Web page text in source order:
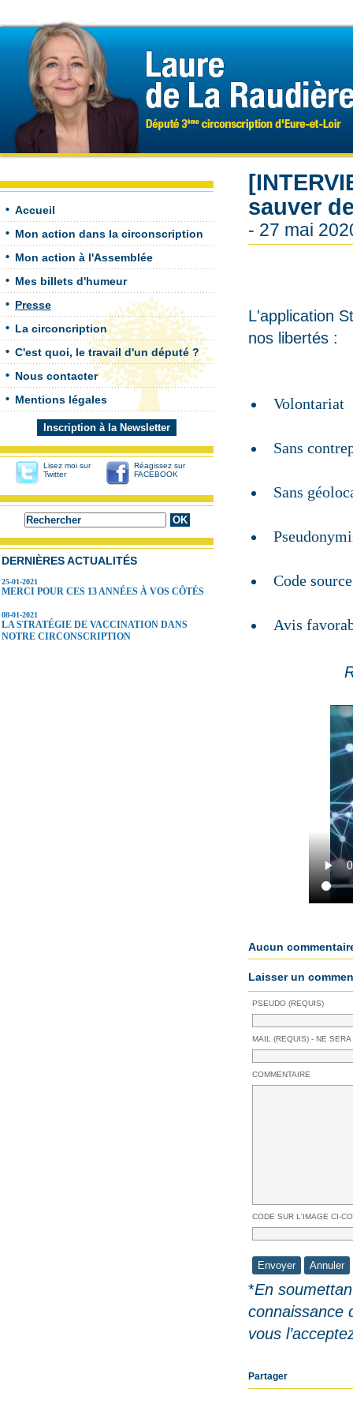
Accueil
Mon action dans la circonscription
Mon action à l'Assemblée
Mes billets d'humeur
Presse
La circoncription
C'est quoi, le travail d'un député ?
Nous contacter
Mentions légales
Inscription à la Newsletter
Lisez moi sur
Twitter
Réagissez sur
FACEBOOK
DERNIÈRES ACTUALITÉS
25-01-2021
MERCI POUR CES 13 ANNÉES À VOS CÔTÉS
08-01-2021
LA STRATÉGIE DE VACCINATION DANS
NOTRE CIRCONSCRIPTION
sauver
- 27 mai
L'application
nos libertés : ‬
Volontariat ‬
Sans
Sans
Code
Avis
Aucun
Laisser un
PSEUDO (REQUIS)
MAIL (REQUIS) - NE
COMMENTAIRE
CODE SUR L'IMAGE CI-
*En
connaissance
vous
Partager